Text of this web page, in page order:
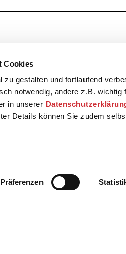
Cookies
zu gestalten und fortlaufend
notwendig, andere z.B.
in unserer
Details können Sie zudem
Präferenzen
Kontakt Presse